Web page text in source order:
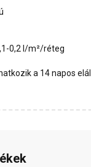
0,2 l/m²/réteg
a 14 napos